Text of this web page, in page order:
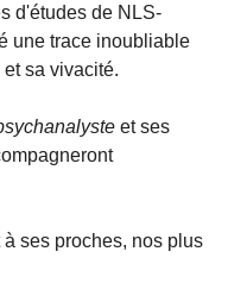
d'études de NLS-
une trace inoubliable
sa vivacité.
et ses
ses proches, nos plus